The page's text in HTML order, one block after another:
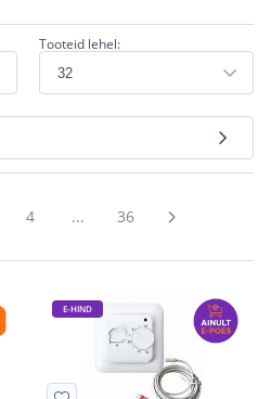
Tooteid lehel:
4 ... 36
E-HIND